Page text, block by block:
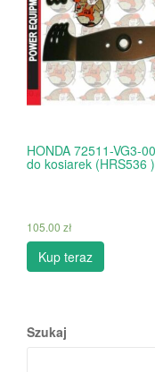
HONDA 72511-VG3-
do kosiarek (HRS536 )
105.00 zł
Kup teraz
Szukaj